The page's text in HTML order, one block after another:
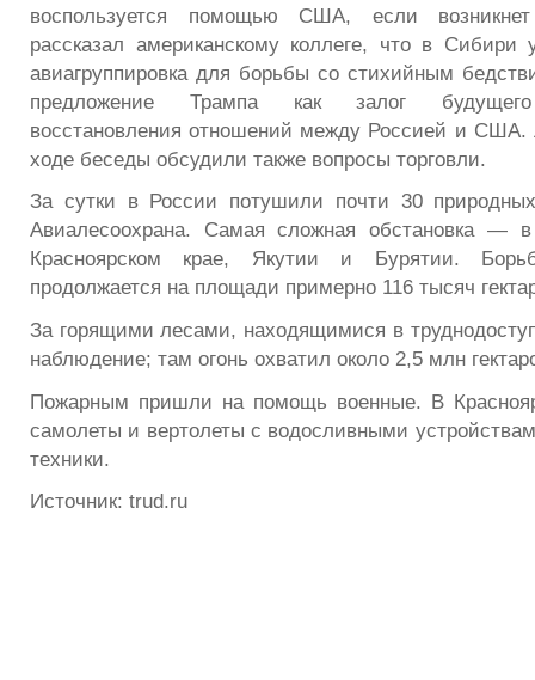
воспользуется помощью США, если
рассказал американскому коллеге, что в
авиагруппировка для борьбы со стихийным
предложение Трампа как залог будущего
восстановления отношений между Россией и США.
ходе беседы обсудили также вопросы торговли.
За сутки в России потушили почти 30
Авиалесоохрана. Самая сложная обстановка — в
Красноярском крае, Якутии и Бурятии.
продолжается на площади примерно 116 тысяч
За горящими лесами, находящимися в
наблюдение; там огонь охватил около 2,5 млн
Пожарным пришли на помощь военные. В
самолеты и вертолеты с водосливными
техники.
Источник: trud.ru